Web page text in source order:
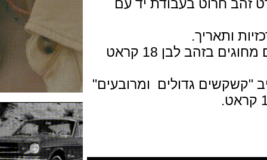
מ"מ עשוי 22 קארט זהב חרוט בעבודת יד עם
ותאריך.
החוגה היא האמייל בכחול המעושן עם מחוגים בזהב לבן 18 קראט
גדולים ומרובעים"